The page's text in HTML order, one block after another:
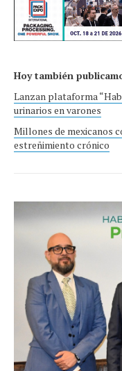
Hoy también
Lanzan plataforma
urinarios en varones
Millones de mexicanos
estreñimiento crónico